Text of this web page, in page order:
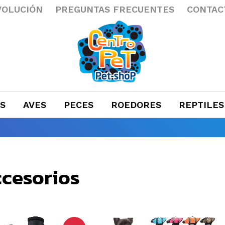
PREGUNTAS FRECUENTES
AVES PECES ROEDORES